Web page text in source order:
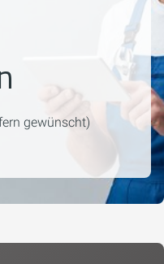
gewünscht)